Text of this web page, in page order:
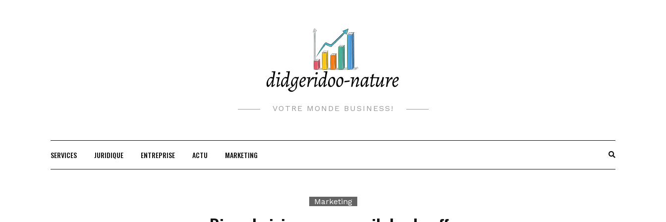
VOTRE MONDE BUSINESS!
SERVICES JURIDIQUE ENTREPRISE ACTU MARKETING
Marketing